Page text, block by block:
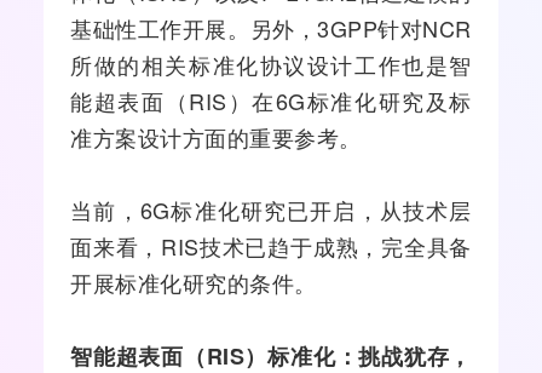
基础性工作开展。另外，3GPP针对NCR
所做的相关标准化协议设计工作也是智
能超表面（RIS）在6G标准化研究及标
准方案设计方面的重要参考。
当前，6G标准化研究已开启，从技术层
面来看，RIS技术已趋于成熟，完全具备
开展标准化研究的条件。
智能超表面（RIS）标准化：挑战犹存，